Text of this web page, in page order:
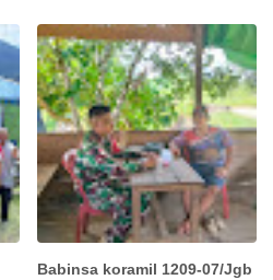
Babinsa koramil 1209-07/Jgb